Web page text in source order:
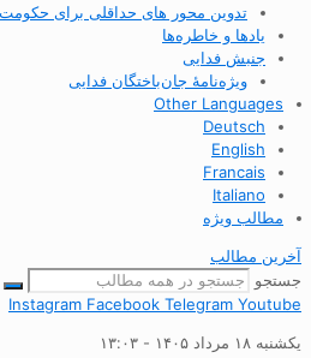
تدوین محور های حداقلی برای حکومت
یادها و خاطره‌ها
جنبش فدایی
ویژه‌نامهٔ جان‌باختگان فدایی
Other Languages
Deutsch
English
Francais
Italiano
مطالب ویژه
آخرین مطالب
جستجو
Instagram Facebook Telegram Youtube
یکشنبه ۱۸ مرداد ۱۴۰۵ - ۱۳:۰۳